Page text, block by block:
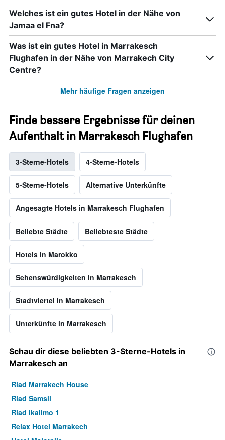
Welches ist ein gutes Hotel in der Nähe von
Jamaa el Fna?
Was ist ein gutes Hotel in Marrakesch
Flughafen in der Nähe von Marrakech City
Centre?
Mehr häufige Fragen anzeigen
Finde bessere Ergebnisse für deinen
Aufenthalt in Marrakesch Flughafen
3-Sterne-Hotels 4-Sterne-Hotels
5-Sterne-Hotels Alternative Unterkünfte
Angesagte Hotels in Marrakesch Flughafen
Beliebte Städte Beliebteste Städte
Hotels in Marokko
Sehenswürdigkeiten in Marrakesch
Stadtviertel in Marrakesch
Unterkünfte in Marrakesch
Schau dir diese beliebten 3-Sterne-Hotels in
Marrakesch an
Riad Marrakech House
Riad Samsli
Riad Ikalimo 1
Relax Hotel Marrakech